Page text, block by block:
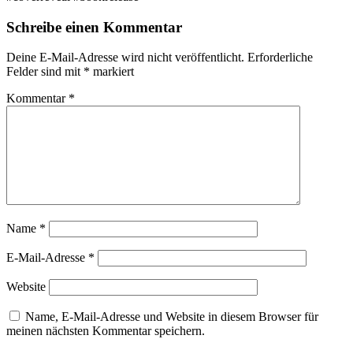
Schreibe einen Kommentar
Deine E-Mail-Adresse wird nicht veröffentlicht. Erforderliche
Felder sind mit * markiert
Kommentar *
Name *
E-Mail-Adresse *
Website
Name, E-Mail-Adresse und Website in diesem Browser für
meinen nächsten Kommentar speichern.